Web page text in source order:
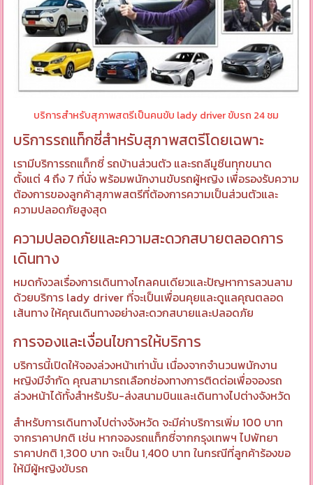
บริการสำหรับสุภาพสตรีเป็นคนขับ lady driver ขับรถ 24 ชม
บริการรถแท็กซี่สำหรับสุภาพสตรีโดยเฉพาะ
เรามีบริการรถแท็กซี่ รถบ้านส่วนตัว และรถลีมูซีนทุกขนาด
ตั้งแต่ 4 ถึง 7 ที่นั่ง พร้อมพนักงานขับรถผู้หญิง เพื่อรองรับความ
ต้องการของลูกค้าสุภาพสตรีที่ต้องการความเป็นส่วนตัวและ
ความปลอดภัยสูงสุด
ความปลอดภัยและความสะดวกสบายตลอดการ
เดินทาง
หมดกังวลเรื่องการเดินทางไกลคนเดียวและปัญหาการลวนลาม
ด้วยบริการ lady driver ที่จะเป็นเพื่อนคุยและดูแลคุณตลอด
เส้นทาง ให้คุณเดินทางอย่างสะดวกสบายและปลอดภัย
การจองและเงื่อนไขการให้บริการ
บริการนี้เปิดให้จองล่วงหน้าเท่านั้น เนื่องจากจำนวนพนักงาน
หญิงมีจำกัด คุณสามารถเลือกช่องทางการติดต่อเพื่อจองรถ
ล่วงหน้าได้ทั้งสำหรับรับ-ส่งสนามบินและเดินทางไปต่างจังหวัด
สำหรับการเดินทางไปต่างจังหวัด จะมีค่าบริการเพิ่ม 100 บาท
จากราคาปกติ เช่น หากจองรถแท็กซี่จากกรุงเทพฯ ไปพัทยา
ราคาปกติ 1,300 บาท จะเป็น 1,400 บาท ในกรณีที่ลูกค้าร้องขอ
ให้มีผู้หญิงขับรถ